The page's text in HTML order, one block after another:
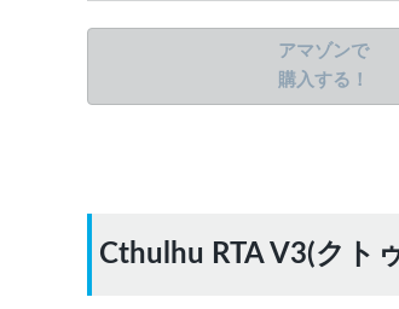
アマゾンで
購入する！
Cthulhu RTA V3(クト
だければ、速やかに登録
現在の絞り込み条